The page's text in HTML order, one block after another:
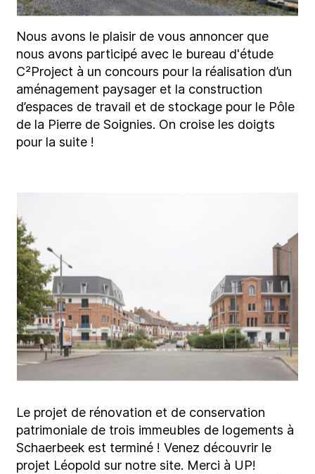
Nous avons le plaisir de vous annoncer que
nous avons participé avec le bureau d'étude
C²Project à un concours pour la réalisation d’un
aménagement paysager et la construction
d’espaces de travail et de stockage pour le Pôle
de la Pierre de Soignies. On croise les doigts
pour la suite !
Le projet de rénovation et de conservation
patrimoniale de trois immeubles de logements à
Schaerbeek est terminé ! Venez découvrir le
projet Léopold sur notre site. Merci à UP!